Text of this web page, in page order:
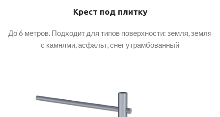
Крест под плитку
До 6 метров. Подходит для типов поверхности: земля, земля
с камнями, асфальт, снег утрамбованный